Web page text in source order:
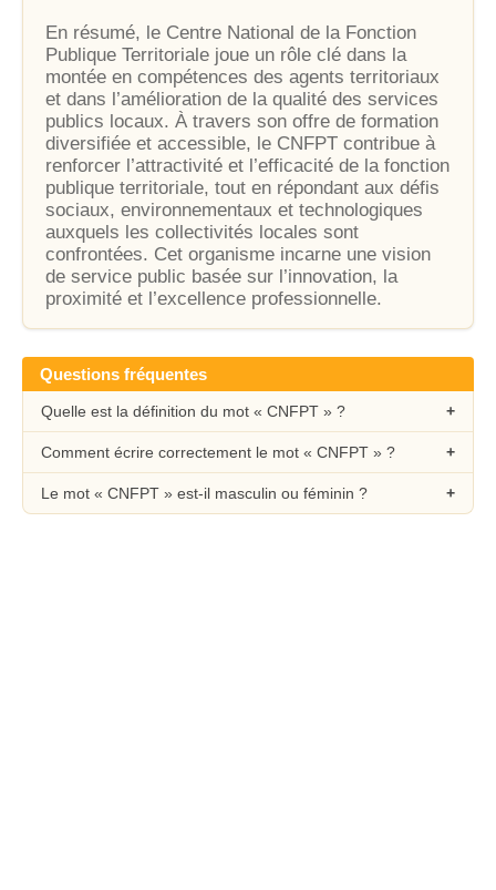
En résumé, le Centre National de la Fonction
Publique Territoriale joue un rôle clé dans la
montée en compétences des agents territoriaux
et dans l’amélioration de la qualité des services
publics locaux. À travers son offre de formation
diversifiée et accessible, le CNFPT contribue à
renforcer l’attractivité et l’efficacité de la fonction
publique territoriale, tout en répondant aux défis
sociaux, environnementaux et technologiques
auxquels les collectivités locales sont
confrontées. Cet organisme incarne une vision
de service public basée sur l’innovation, la
proximité et l’excellence professionnelle.
Questions fréquentes
Quelle est la définition du mot « CNFPT » ?
Comment écrire correctement le mot « CNFPT » ?
Le mot « CNFPT » est-il masculin ou féminin ?